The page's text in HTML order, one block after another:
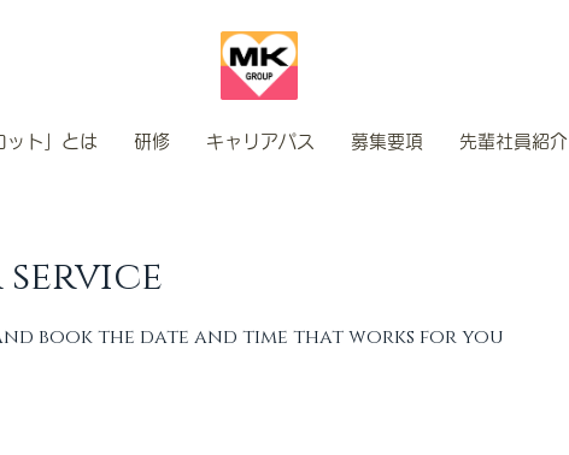
ット」とは 研修 キャリアパス 募集要項 先輩社員紹介
book the date and time that works for you